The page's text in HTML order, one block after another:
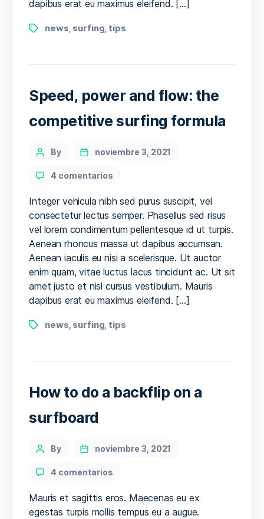
dapibus erat eu maximus eleifend. […]
Tagsnews surfing tips
Speed, power and flow: the
competitive surfing formula
Categories
PostBy noviembre 3, 2021
4 comentarios
power
flow:
the
competitive
surfing
formula
Integer vehicula nibh sed purus suscipit, vel
consectetur lectus semper. Phasellus sed risus
vel lorem condimentum pellentesque id ut turpis.
Aenean rhoncus massa ut dapibus accumsan.
Aenean iaculis eu nisi a scelerisque. Ut auctor
enim quam, vitae luctus lacus tincidunt ac. Ut sit
amet justo et nisl cursus vestibulum. Mauris
dapibus erat eu maximus eleifend. […]
Tagsnews surfing tips
How to do a backflip on a
surfboard
Categories
PostBy noviembre 3, 2021
4 comentarios
to
do
Mauris et sagittis eros. Maecenas eu ex
egestas turpis mollis tempus eu a augue.